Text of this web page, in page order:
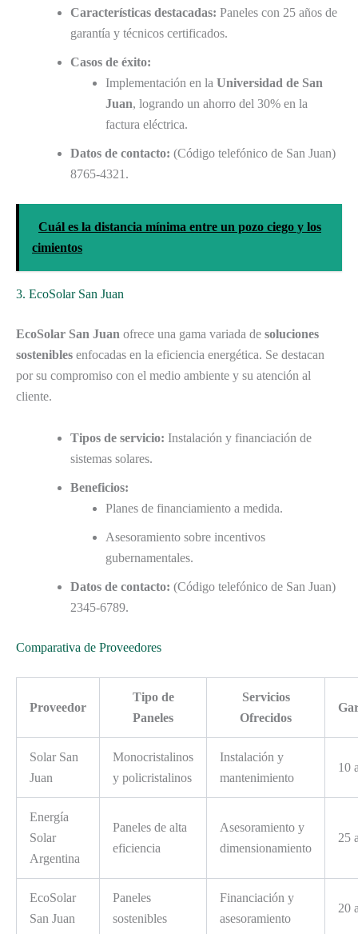
Características destacadas: Paneles con 25 años de
garantía y técnicos certificados.
Casos de éxito:
Implementación en la Universidad de San
Juan, logrando un ahorro del 30% en la
factura eléctrica.
Datos de contacto: (Código telefónico de San Juan)
8765-4321.
Cuál es la distancia mínima entre un pozo ciego y los
cimientos
3. EcoSolar San Juan
EcoSolar San Juan ofrece una gama variada de soluciones
sostenibles enfocadas en la eficiencia energética. Se destacan
por su compromiso con el medio ambiente y su atención al
cliente.
Tipos de servicio: Instalación y financiación de
sistemas solares.
Beneficios:
Planes de financiamiento a medida.
Asesoramiento sobre incentivos
gubernamentales.
Datos de contacto: (Código telefónico de San Juan)
2345-6789.
Comparativa de Proveedores
Proveedor
Tipo de
Paneles
Servicios
Ofrecidos
Solar San
Juan
Monocristalinos
y policristalinos
Instalación y
mantenimiento
10
Energía
Solar
Argentina
Paneles de alta
eficiencia
Asesoramiento y
dimensionamiento
25
EcoSolar
San Juan
Paneles
sostenibles
Financiación y
asesoramiento
20